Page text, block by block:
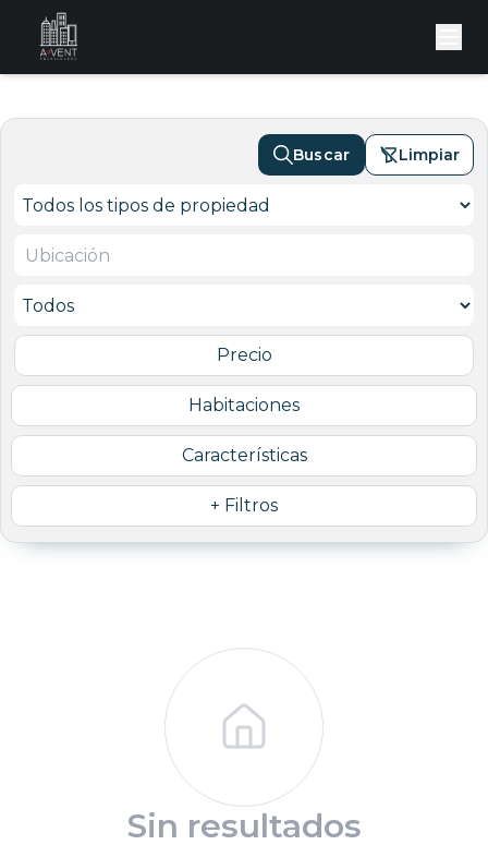
Precio
Habitaciones
Características
+ Filtros
Buscar Limpiar
Sin resultados